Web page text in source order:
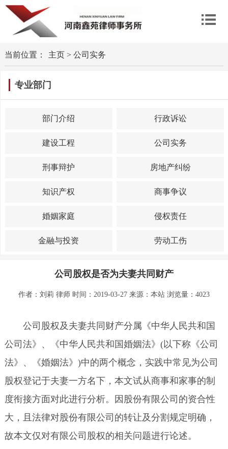
当前位置： 主页> 公司实务
专业部门
部门介绍 行政诉讼
建设工程 公司实务
刑事辩护 房地产纠纷
知识产权 商事争议
婚姻家庭 侵权责任
金融与投资 劳动工伤
公司股权是否为夫妻共同财产
作者：刘莉 律师 时间：2019-03-27 来源： 本站浏览量：4023
公司股权及夫妻共同财产分属《中华人民共和国
公司法》、《中华人民共和国婚姻法》(以下称《公司
法》、《婚姻法》)中的两个概念，实践中常见为公司
股权登记于夫妻一方名下，本文试从商事和家事的制
度衔接方面对此进行分析。因股份有限公司的资合性
大，且法律对股份有限公司的转让及分割规定明确，
故本文仅对有限公司股权的相关问题进行论述。